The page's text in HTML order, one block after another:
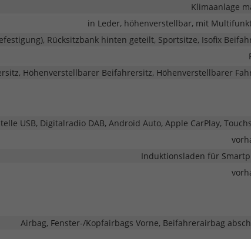
Klimaanlage
in Leder, höhenverstellbar, mit
Rücksitzbank hinten geteilt, Sportsitze, Isofix
Höhenverstellbarer Beifahrersitz, Höhenverstellbarer
USB, Digitalradio DAB, Android Auto, Apple CarPlay,
Induktionsladen für
Airbag, Fenster-/Kopfairbags Vorne, Beifahrerairbag